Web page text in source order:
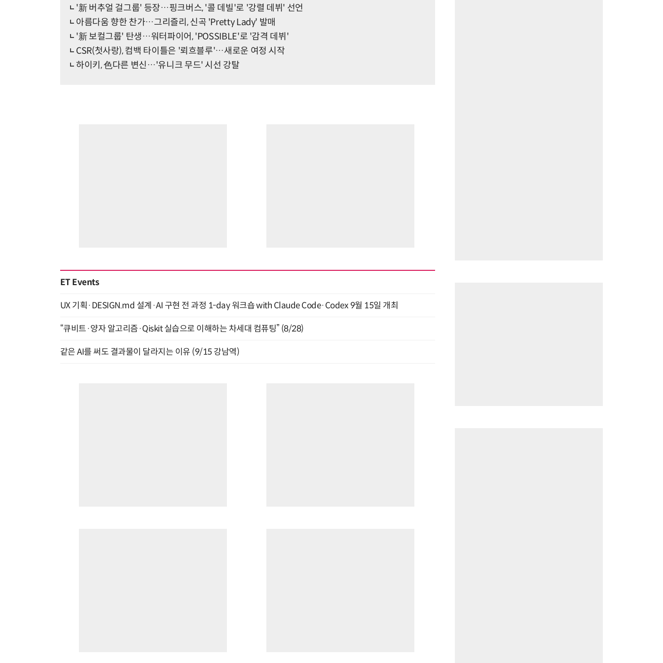
'新 버추얼 걸그룹' 등장…핑크버스, '콜 데빌'로 '강렬 데뷔' 선언
아름다움 향한 찬가…그리즐리, 신곡 'Pretty Lady' 발매
'新 보컬그룹' 탄생…워터파이어, 'POSSIBLE'로 '감격 데뷔'
CSR(첫사랑), 컴백 타이틀은 '뢰흐블루'…새로운 여정 시작
하이키, 色다른 변신…'유니크 무드' 시선 강탈
ET Events
UX 기획·DESIGN.md 설계·AI 구현 전 과정 1-day 워크숍 with Claude Code·Codex 9월 15일 개최
“큐비트·양자 알고리즘·Qiskit 실습으로 이해하는 차세대 컴퓨팅” (8/28)
같은 AI를 써도 결과물이 달라지는 이유 (9/15 강남역)